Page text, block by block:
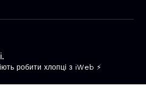
робити хлопці з iWeb ⚡